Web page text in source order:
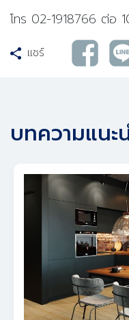
โทร 02-1918766 ต่อ
แชร์
บทความแนะ